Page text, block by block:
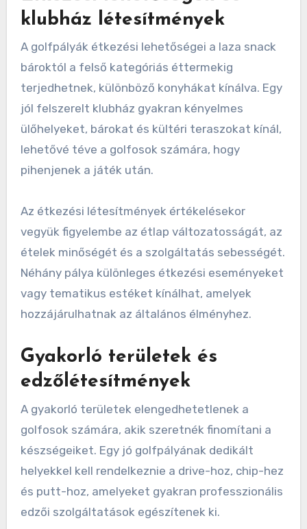
klubház létesítmények
A golfpályák étkezési lehetőségei a laza snack
bároktól a felső kategóriás éttermekig
terjedhetnek, különböző konyhákat kínálva. Egy
jól felszerelt klubház gyakran kényelmes
ülőhelyeket, bárokat és kültéri teraszokat kínál,
lehetővé téve a golfosok számára, hogy
pihenjenek a játék után.
Az étkezési létesítmények értékelésekor
vegyük figyelembe az étlap változatosságát, az
ételek minőségét és a szolgáltatás sebességét.
Néhány pálya különleges étkezési eseményeket
vagy tematikus estéket kínálhat, amelyek
hozzájárulhatnak az általános élményhez.
Gyakorló területek és
edzőlétesítmények
A gyakorló területek elengedhetetlenek a
golfosok számára, akik szeretnék finomítani a
készségeiket. Egy jó golfpályának dedikált
helyekkel kell rendelkeznie a drive-hoz, chip-hez
és putt-hoz, amelyeket gyakran professzionális
edzői szolgáltatások egészítenek ki.